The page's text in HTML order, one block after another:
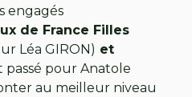
engagés
de France Filles
Léa GIRON) et
passé pour Anatole
au meilleur niveau
et le renforcement
lundi.